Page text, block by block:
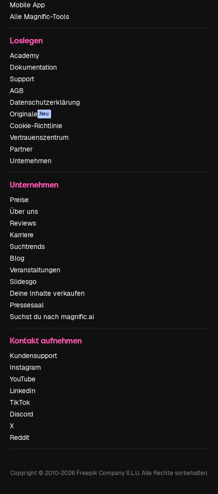
Mobile App
Alle Magnific-Tools
Loslegen
Academy
Dokumentation
Support
AGB
Datenschutzerklärung
Originale Neu
Cookie-Richtlinie
Vertrauenszentrum
Partner
Unternehmen
Unternehmen
Preise
Über uns
Reviews
Karriere
Suchtrends
Blog
Veranstaltungen
Slidesgo
Deine Inhalte verkaufen
Pressesaal
Suchst du nach magnific.ai
Kontakt aufnehmen
Kundensupport
Instagram
YouTube
LinkedIn
TikTok
Discord
X
Reddit
Copyright © 2010-2026Freepik Company S.L.U. Alle Rechte vorbehalten.